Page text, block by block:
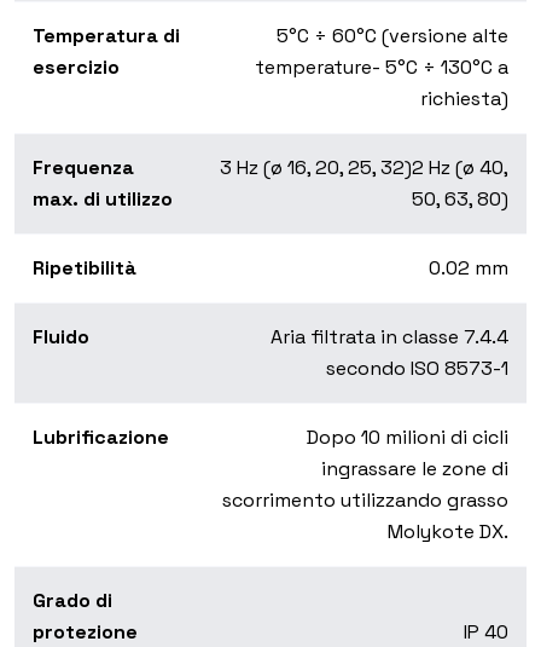
Temperatura di
esercizio
5°C ÷ 60°C (versione alte
temperature- 5°C ÷ 130°C a
richiesta)
Frequenza
max. di utilizzo
3 Hz (ø 16, 20, 25, 32)2 Hz (ø 40,
50, 63, 80)
Ripetibilità 0.02 mm
Fluido
Aria filtrata in classe 7.4.4
secondo ISO 8573-1
Lubrificazione
Dopo 10 milioni di cicli
ingrassare le zone di
scorrimento utilizzando grasso
Molykote DX.
Grado di
protezione
IP 40